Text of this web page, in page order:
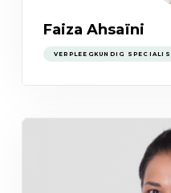
Faiza Ahsaïni
VERPLEEGKUNDIG